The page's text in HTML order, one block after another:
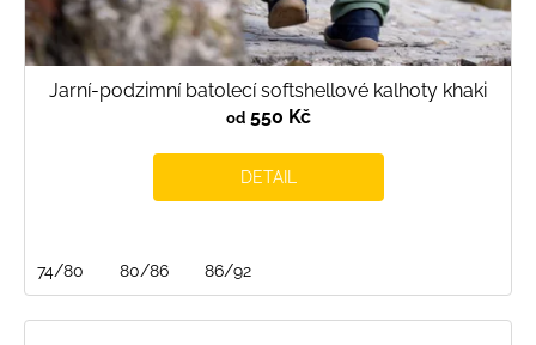
Jarní-podzimní batolecí softshellové kalhoty khaki
od550 Kč
DETAIL
74/80 80/86 86/92